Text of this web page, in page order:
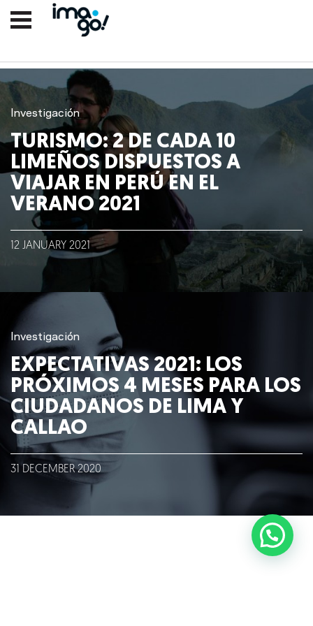
Nosotros
Clientes
Lo que hacemos
Blog
Talento
Conversemos
Investigación
TURISMO: 2 DE CADA 10
LIMEÑOS DISPUESTOS A
VIAJAR EN PERÚ EN EL
VERANO 2021
12 JANUARY 2021
Investigación
EXPECTATIVAS 2021: LOS
PRÓXIMOS 4 MESES PARA LOS
CIUDADANOS DE LIMA Y
CALLAO
31 DECEMBER 2020